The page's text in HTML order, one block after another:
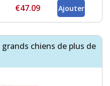
€47.09
chiens de plus de